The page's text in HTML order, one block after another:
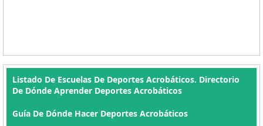
Listado De Escuelas De Deportes Acrobáticos. Directorio
De Dónde Aprender Deportes Acrobáticos
Guía De Dónde Hacer Deportes Acrobáticos